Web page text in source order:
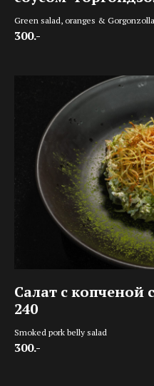
Green salad, oranges &
300.-
Салат с копченой
240
Smoked pork belly salad
300.-